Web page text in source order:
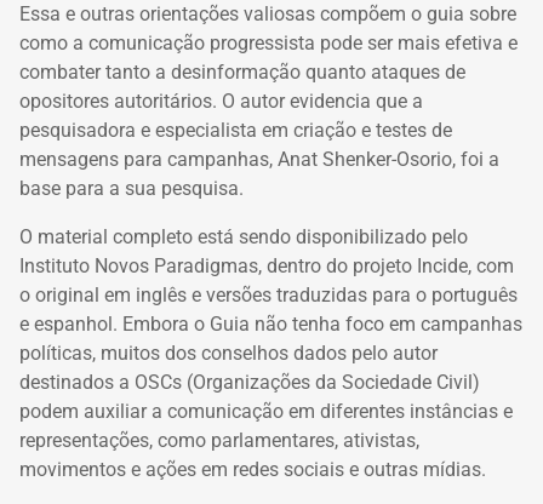
Essa e outras orientações valiosas compõem o guia sobre
como a comunicação progressista pode ser mais efetiva e
combater tanto a desinformação quanto ataques de
opositores autoritários. O autor evidencia que a
pesquisadora e especialista em criação e testes de
mensagens para campanhas, Anat Shenker-Osorio, foi a
base para a sua pesquisa.
O material completo está sendo disponibilizado pelo
Instituto Novos Paradigmas, dentro do projeto Incide, com
o original em inglês e versões traduzidas para o português
e espanhol. Embora o Guia não tenha foco em campanhas
políticas, muitos dos conselhos dados pelo autor
destinados a OSCs (Organizações da Sociedade Civil)
podem auxiliar a comunicação em diferentes instâncias e
representações, como parlamentares, ativistas,
movimentos e ações em redes sociais e outras mídias.